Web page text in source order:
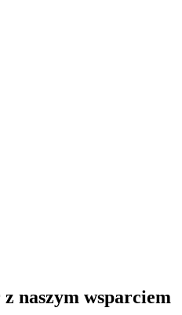
z naszym wsparciem